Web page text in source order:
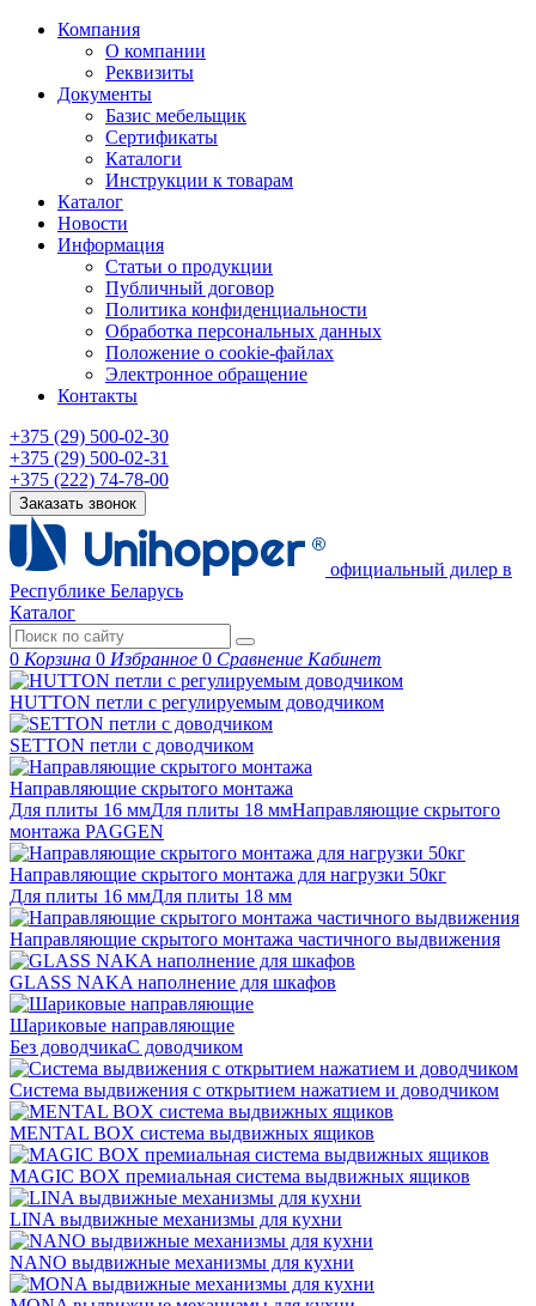
Компания
О компании
Реквизиты
Документы
Базис мебельщик
Сертификаты
Каталоги
Инструкции к товарам
Каталог
Новости
Информация
Статьи о продукции
Публичный договор
Политика конфиденциальности
Обработка персональных данных
Положение о cookie-файлах
Электронное обращение
Контакты
+375 (29) 500-02-30
+375 (29) 500-02-31
+375 (222) 74-78-00
Заказать звонок
официальный дилер в
Республике Беларусь
Каталог
0 Корзина 0 Избранное 0 Сравнение Кабинет
HUTTON петли с регулируемым доводчиком
SETTON петли с доводчиком
Направляющие скрытого монтажа
Для плиты 16 ммДля плиты 18 ммНаправляющие скрытого
монтажа PAGGEN
Направляющие скрытого монтажа для нагрузки 50кг
Для плиты 16 ммДля плиты 18 мм
Направляющие скрытого монтажа частичного выдвижения
GLASS NAKA наполнение для шкафов
Шариковые направляющие
Без доводчикаС доводчиком
Система выдвижения с открытием нажатием и доводчиком
MENTAL BOX система выдвижных ящиков
MAGIC BOX премиальная система выдвижных ящиков
LINA выдвижные механизмы для кухни
NANO выдвижные механизмы для кухни